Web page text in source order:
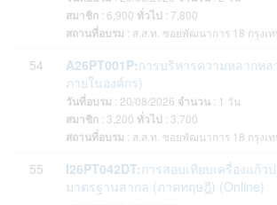
สมาชิก : 6,900 ทั่วไป : 7,800
สถานที่อบรม : ส.ส.ท. ซอยพัฒนาการ 18 กรุงเ
54 A26PT001P:การบริหารความหลากห
ภายในองค์กร)
วันที่อบรม : 20/08/2026 จำนวน : 1 วัน
สมาชิก : 3,200 ทั่วไป : 3,700
สถานที่อบรม : ส.ส.ท. ซอยพัฒนาการ 18 กรุงเ
55 I26PT042DT:การสอบเทียบเครื่องแก้ว
มาตรฐานสากล (ภาคทฤษฎี) (Online)